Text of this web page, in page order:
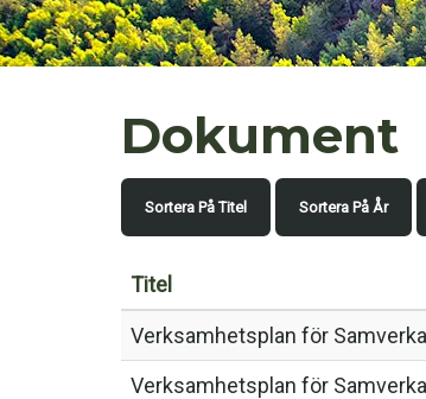
Dokument
Sortera På Titel Sortera På År
Titel
Verksamhetsplan för
Verksamhetsplan för